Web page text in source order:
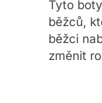
Tyto
běžců,
běžci
změnit